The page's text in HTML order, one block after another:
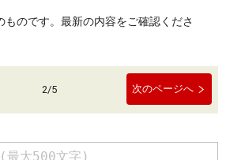
のです。最新の内容をご確認くださ
2/5 次のページへ